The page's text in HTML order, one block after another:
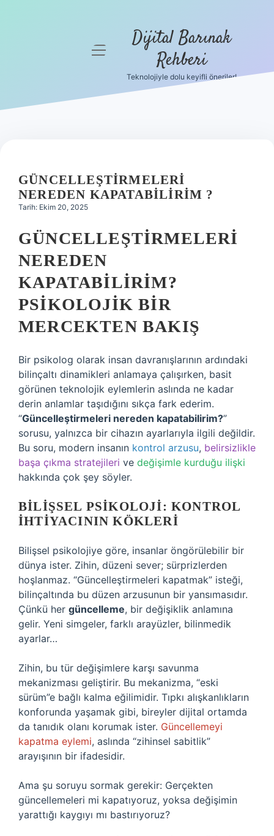
Hakkımızda
menüyü
Dijital Barınak
Rehberi
Teknolojiyle dolu keyifli öneriler!
GÜNCELLEŞTIRMELERI
NEREDEN KAPATABILIRIM ?
Tarih: Ekim 20, 2025
GÜNCELLEŞTIRMELERI
NEREDEN
KAPATABILIRIM?
PSIKOLOJIK BIR
MERCEKTEN BAKIŞ
Bir psikolog olarak insan davranışlarının ardındaki
bilinçaltı dinamikleri anlamaya çalışırken, basit
görünen teknolojik eylemlerin aslında ne kadar
derin anlamlar taşıdığını sıkça fark ederim.
“Güncelleştirmeleri nereden kapatabilirim?”
sorusu, yalnızca bir cihazın ayarlarıyla ilgili değildir.
Bu soru, modern insanın kontrol arzusu, belirsizlikle
başa çıkma stratejileri ve değişimle kurduğu ilişki
hakkında çok şey söyler.
BILIŞSEL PSIKOLOJI: KONTROL
İHTIYACININ KÖKLERI
Bilişsel psikolojiye göre, insanlar öngörülebilir bir
dünya ister. Zihin, düzeni sever; sürprizlerden
hoşlanmaz. “Güncelleştirmeleri kapatmak” isteği,
bilinçaltında bu düzen arzusunun bir yansımasıdır.
Çünkü her güncelleme, bir değişiklik anlamına
gelir. Yeni simgeler, farklı arayüzler, bilinmedik
ayarlar…
Zihin, bu tür değişimlere karşı savunma
mekanizması geliştirir. Bu mekanizma, “eski
sürüm”e bağlı kalma eğilimidir. Tıpkı alışkanlıkların
konforunda yaşamak gibi, bireyler dijital ortamda
da tanıdık olanı korumak ister. Güncellemeyi
kapatma eylemi, aslında “zihinsel sabitlik”
arayışının bir ifadesidir.
Ama şu soruyu sormak gerekir: Gerçekten
güncellemeleri mi kapatıyoruz, yoksa değişimin
yarattığı kaygıyı mı bastırıyoruz?